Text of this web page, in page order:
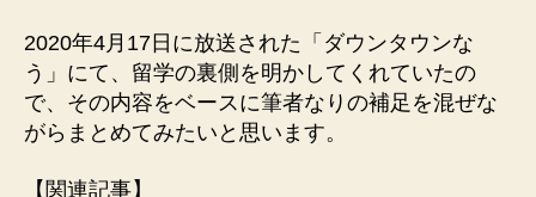
舞
実
績
ま
2020年4月17日に放送された「ダウンタウンな
う」にて、留学の裏側を明かしてくれていたの
で、その内容をベースに筆者なりの補足を混ぜな
がらまとめてみたいと思います。
【関連記事】